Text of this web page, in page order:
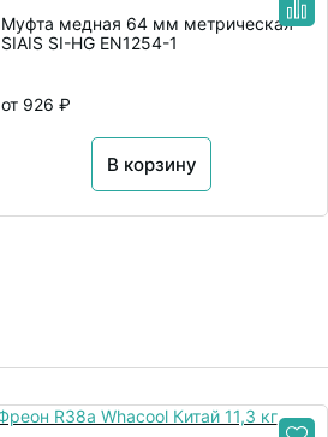
Муфта медная 64 мм метрическая
SIAIS SI-HG EN1254-1
от 926 ₽
В корзину